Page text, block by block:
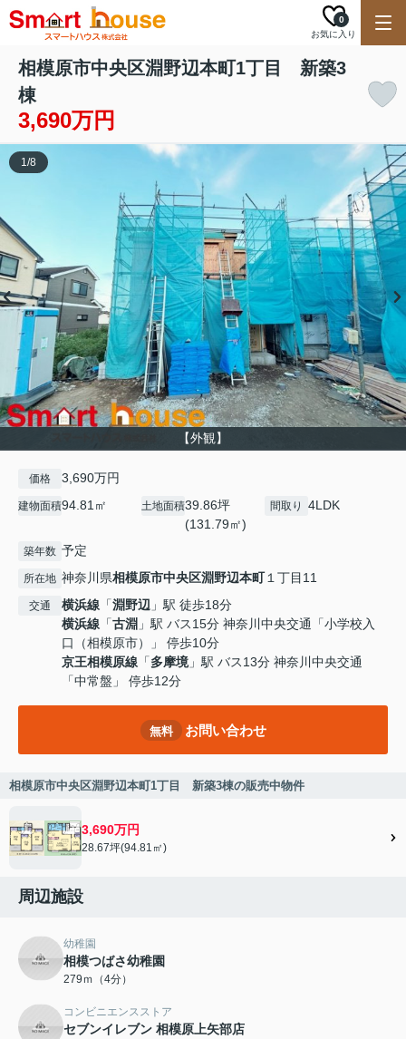
お気に入り
0
相模原市中央区淵野辺本町1丁目 新築3
棟
3,690万円
【外観】
1/8
価格 3,690万円
建物面積94.81㎡ 土地面積39.86坪
(131.79㎡)
間取り 4LDK
築年数 予定
所在地 神奈川県相模原市中央区淵野辺本町１丁目11
交通 横浜線 「淵野辺 」駅 徒歩18分
横浜線 「古淵 」駅 バス15分 神奈川中央交通「小学校入
口（相模原市）」 停歩10分
京王相模原線 「多摩境」駅 バス13分 神奈川中央交通
「中常盤」 停歩12分
無料 お問い合わせ
相模原市中央区淵野辺本町1丁目 新築3棟の販売中物件
3,690万円
28.67坪(94.81㎡)
周辺施設
幼稚園
相模つばさ幼稚園
279ｍ（4分）
コンビニエンスストア
セブンイレブン 相模原上矢部店